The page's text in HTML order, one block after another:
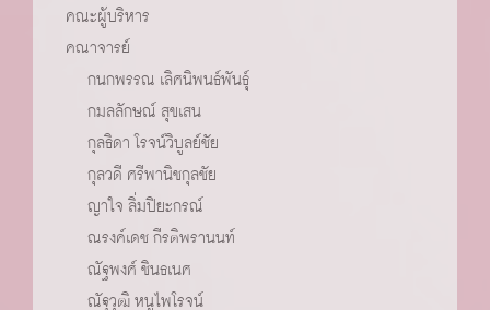
คณะผู้บริหาร
คณาจารย์
กนกพรรณ เลิศนิพนธ์พันธุ์
กมลลักษณ์ สุขเสน
กุลธิดา โรจน์วิบูลย์ชัย
กุลวดี ศรีพานิชกุลชัย
ญาใจ ลิ่มปิยะกรณ์
ณรงค์เดช กีรติพรานนท์
ณัฐพงศ์ ชินธเนศ
ณัฐวุฒิ หนูไพโรจน์